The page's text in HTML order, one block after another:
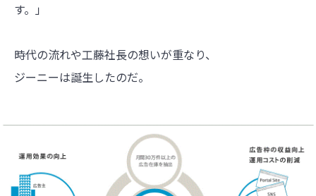
す。」
時代の流れや工藤社長の想いが重なり、
ジーニーは誕生したのだ。